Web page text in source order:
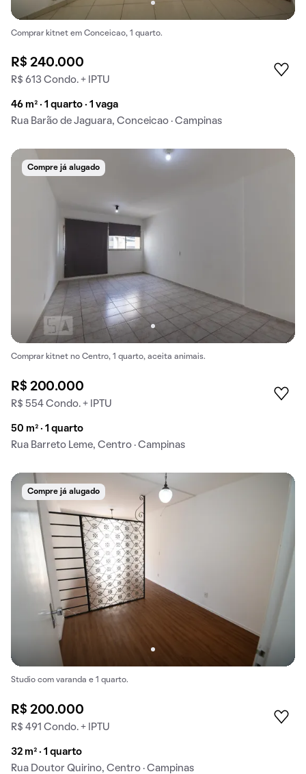
Comprar kitnet em Conceicao, 1 quarto.
R$ 240.000
R$ 613 Condo. + IPTU
46 m² · 1 quarto · 1 vaga
Rua Barão de Jaguara, Conceicao · Campinas
Compre já alugado
Comprar kitnet no Centro, 1 quarto, aceita animais.
R$ 200.000
R$ 554 Condo. + IPTU
50 m² · 1 quarto
Rua Barreto Leme, Centro · Campinas
Compre já alugado
Studio com varanda e 1 quarto.
R$ 200.000
R$ 491 Condo. + IPTU
32 m² · 1 quarto
Rua Doutor Quirino, Centro · Campinas